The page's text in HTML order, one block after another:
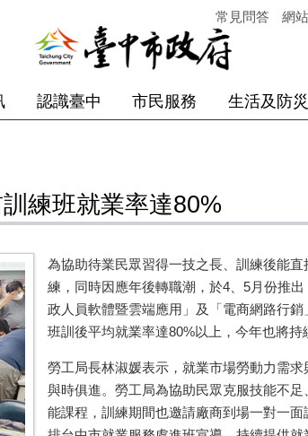
常見問答 網
認識臺中 市民服務 生活及防災
練班就業率達80%
為協助待業民眾習得一技之長、訓練後能
練，同時因應年後轉職潮，於4、5月份推
政人員軟體暨雲端應用」及「電商網路行
班訓後平均就業率達80%以上，今年也將持
勞工局長林淑媛表示，就業市場勞動力需
與時俱進。勞工局為協助民眾克服技能不
能課程，訓練期間也邀請廠商到場一對一